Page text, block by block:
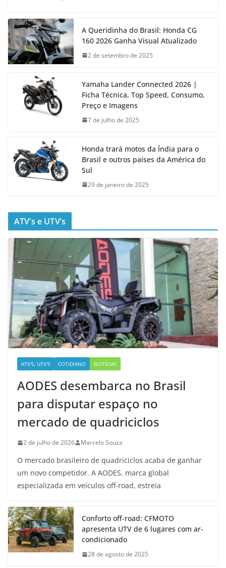
A Queridinha do Brasil: Honda CG
160 2026 Ganha Visual Atualizado
2 de setembro de 2025
Yamaha Lander Connected 2026 |
Ficha Técnica, Top Speed, Consumo,
Preço e Imagens
7 de julho de 2025
Honda trará motos da Índia para o
Brasil e outros países da América do
Sul
29 de janeiro de 2025
ATV’s e UTV’s
ATV'S, UTV'S COTIDIANO NOTÍCIAS
AODES desembarca no Brasil
para disputar espaço no
mercado de quadriciclos
2 de julho de 2026 Marcelo Souza
O mercado brasileiro de quadriciclos acaba de ganhar
um novo competidor. A AODES, marca global
especializada em veículos off-road, estreia
Conforto off-road: CFMOTO
apresenta UTV de 6 lugares com ar-
condicionado
28 de agosto de 2025